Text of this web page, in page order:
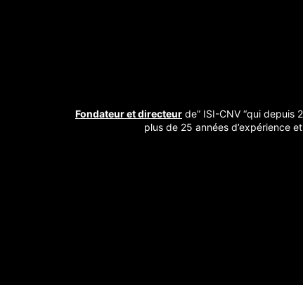
Fondateur et directeur de” ISI-CNV “qui depuis
plus de 25 années d’expérience